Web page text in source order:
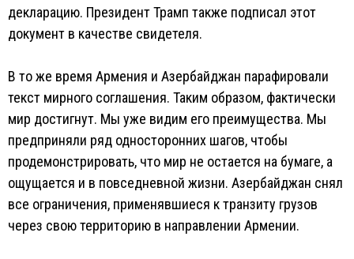
декларацию. Президент Трамп также подписал этот
документ в качестве свидетеля.
В то же время Армения и Азербайджан парафировали
текст мирного соглашения. Таким образом, фактически
мир достигнут. Мы уже видим его преимущества. Мы
предприняли ряд односторонних шагов, чтобы
продемонстрировать, что мир не остается на бумаге, а
ощущается и в повседневной жизни. Азербайджан снял
все ограничения, применявшиеся к транзиту грузов
через свою территорию в направлении Армении.